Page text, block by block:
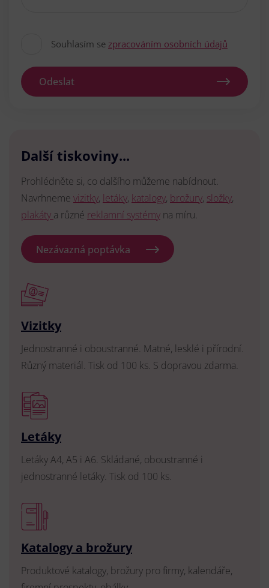
Souhlasím se zpracováním osobních údajů
Odeslat
Další tiskoviny...
Prohlédněte si, co dalšího můžeme nabídnout.
Navrhneme vizitky, letáky, katalogy, brožury, složky,
plakáty a různé reklamní systémy na míru.
Nezávazná poptávka
Vizitky
Jednostranné i oboustranné. Matné, lesklé i přírodní.
Různý materiál. Tisk od 100 ks. S dopravou zdarma.
Letáky
Letáky A4, A5 i A6. Skládané, oboustranné i
jednostranné letáky. Tisk od 100 ks.
Katalogy a brožury
Produktové katalogy, brožury pro firmy, kalendáře,